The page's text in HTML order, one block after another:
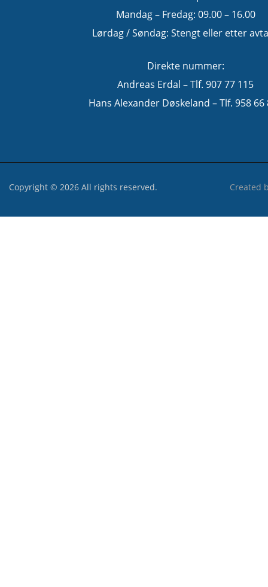
Mandag – Fredag: 09.00 – 16.00
Lørdag / Søndag: Stengt eller etter
Direkte nummer:
Andreas Erdal – Tlf. 907 77 115
Hans Alexander Døskeland – Tlf. 958 66
Copyright © 2026 All rights reserved. Created